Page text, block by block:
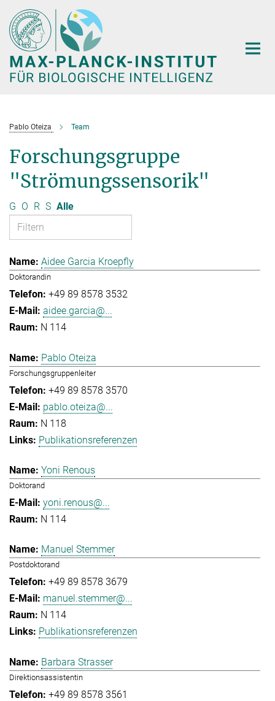
Hauptinhalt
Pablo Oteiza Team
Forschungsgruppe
"Strömungssensorik"
G O R S Alle
Aidee Garcia Kroepfly
Doktorandin
+49 89 8578 3532
aidee.garcia@...
N 114
Pablo Oteiza
Forschungsgruppenleiter
+49 89 8578 3570
pablo.oteiza@...
N 118
Publikationsreferenzen
Yoni Renous
Doktorand
yoni.renous@...
N 114
Manuel Stemmer
Postdoktorand
+49 89 8578 3679
manuel.stemmer@...
N 114
Publikationsreferenzen
Barbara Strasser
Direktionsassistentin
+49 89 8578 3561